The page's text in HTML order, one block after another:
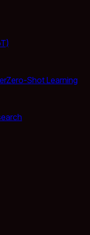
Zero-Shot Learning